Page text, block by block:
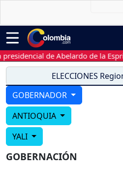
de Abelardo de la
ELECCIONES
GOBERNADOR
ANTIOQUIA
YALI
GOBERNACIÓN